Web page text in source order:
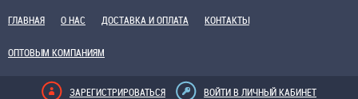
ГЛАВНАЯ О НАС ДОСТАВКА И ОПЛАТА КОНТАКТЫ
ОПТОВЫМ КОМПАНИЯМ
ЗАРЕГИСТРИРОВАТЬСЯ ВОЙТИ В ЛИЧНЫЙ КАБИНЕТ